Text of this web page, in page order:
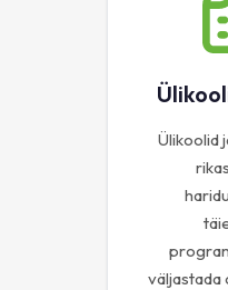
Ülikoolid
väljastada